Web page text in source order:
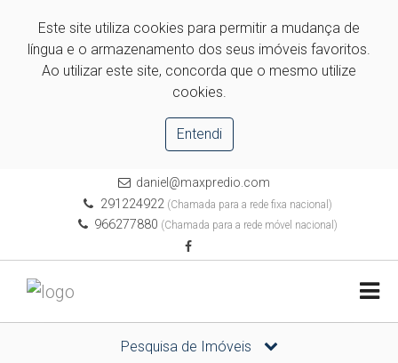
Este site utiliza cookies para permitir a mudança de
língua e o armazenamento dos seus imóveis favoritos.
Ao utilizar este site, concorda que o mesmo utilize
cookies.
Entendi
daniel@maxpredio.com
291224922(Chamada para a rede fixa nacional)
966277880 (Chamada para a rede móvel nacional)
Pesquisa de Imóveis